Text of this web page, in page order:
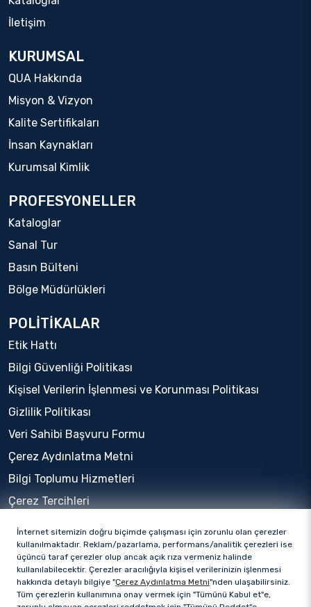
İletişim
KURUMSAL
QUA Hakkında
Misyon & Vizyon
Kalite Sertifikaları
İnsan Kaynakları
Kurumsal Kimlik
PROFESYONELLER
Kataloglar
Sanal Tur
Basın Bülteni
Bölge Müdürlükleri
POLİTİKALAR
Etik Hattı
Bilgi Güvenliği Politikası
Kişisel Verilerin İşlenmesi ve Korunması Politikası
Gizlilik Politikası
Veri Sahibi Başvuru Formu
Çerez Aydınlatma Metni
Bilgi Toplumu Hizmetleri
Çerez Tercihleri
İnternet sitemizin doğru biçimde çalışması için zorunlu olan çerezler
kullanılmaktadır. Reklam/pazarlama, performans/analitik çerezleri ise
üçüncü taraf çerezler olup ancak açık rıza vermeniz halinde
kullanılabilecektir. Çerezler aracılığıyla kişisel verilerinizin işlenmesi
hakkında detaylı bilgiye "Çerez Aydınlatma Metni"nden ulaşabilirsiniz.
Tüm çerezlerin kullanımına onay vermek için "Tümünü Kabul et"e,